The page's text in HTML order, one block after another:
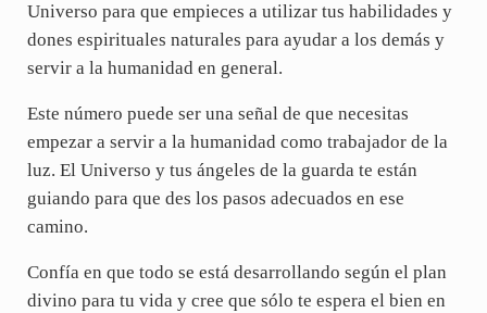
Universo para que empieces a utilizar tus habilidades y
dones espirituales naturales para ayudar a los demás y
servir a la humanidad en general.
Este número puede ser una señal de que necesitas
empezar a servir a la humanidad como trabajador de la
luz. El Universo y tus ángeles de la guarda te están
guiando para que des los pasos adecuados en ese
camino.
Confía en que todo se está desarrollando según el plan
divino para tu vida y cree que sólo te espera el bien en